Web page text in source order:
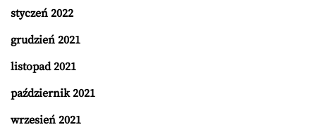
styczeń 2022
grudzień 2021
listopad 2021
październik 2021
wrzesień 2021